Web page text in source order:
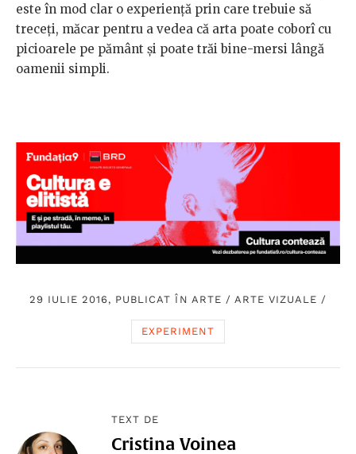
este în mod clar o experiență prin care trebuie să
treceți, măcar pentru a vedea că arta poate coborî cu
picioarele pe pământ și poate trăi bine-mersi lângă
oamenii simpli.
29 IULIE 2016, PUBLICAT ÎN ARTE / ARTE VIZUALE /
EXPERIMENT
TEXT DE
Cristina Voinea